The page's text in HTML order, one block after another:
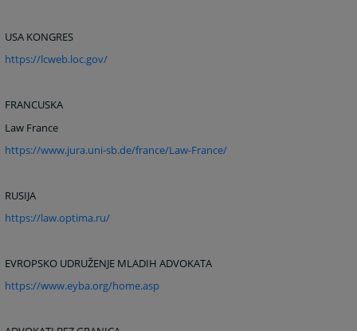
USA KONGRES
https://lcweb.loc.gov/
FRANCUSKA
Law France
https://www.jura.uni-sb.de/france/Law-France/
RUSIJA
https://law.optima.ru/
EVROPSKO UDRUŽENJE MLADIH ADVOKATA
https://www.eyba.org/home.asp